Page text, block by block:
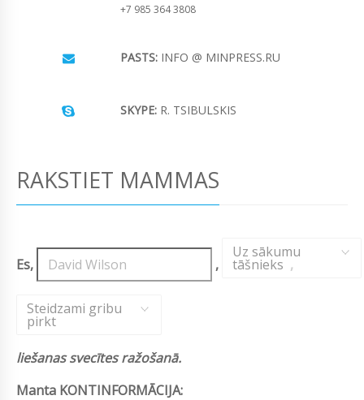
+7 985 364 3808
PASTS: INFO @ MINPRESS.RU
SKYPE: R. TSIBULSKIS
RAKSTIET MAMMAS
Es, ,
Uz sākumu
tāšnieks ,
Steidzami gribu
pirkt
liešanas svecītes ražošanā.
Manta KONTINFORMĀCIJA: